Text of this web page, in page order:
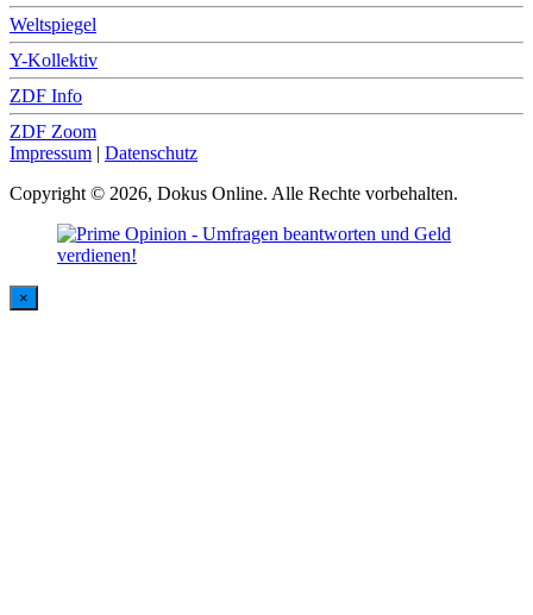
Weltspiegel
Y-Kollektiv
ZDF Info
ZDF Zoom
Impressum | Datenschutz
Copyright © 2026, Dokus Online. Alle Rechte vorbehalten.
×